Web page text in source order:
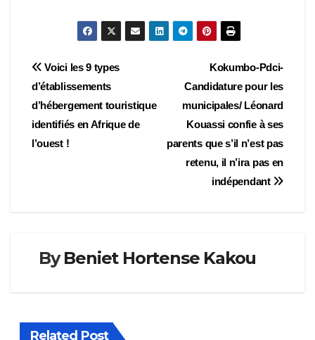
Navigation
de
l’article
Kokumbo-Pdci-
Candidature pour les
municipales/ Léonard
Kouassi confie à ses
parents que s’il n’est pas
retenu, il n’ira pas en
indépendant
Voici les 9 types
d’établissements
d’hébergement touristique
identifiés en Afrique de
l’ouest !
ByBeniet Hortense Kakou
Related Post